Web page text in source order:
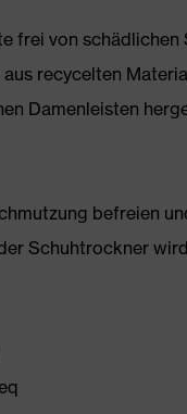
frei von schädlichen
recycelten
Damenleisten
befreien
Schuhtrockner